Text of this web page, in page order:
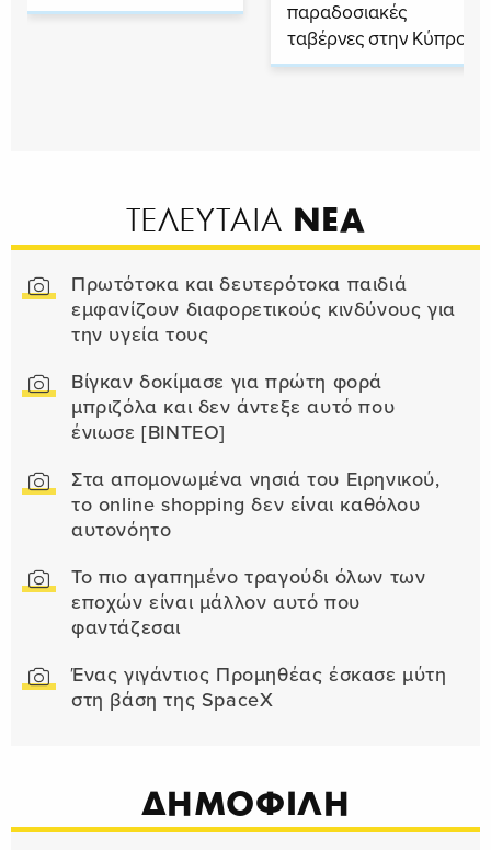
παραδοσιακές
ταβέρνες στην Κύπρο
ΤΕΛΕΥΤΑΙΑ ΝΕΑ
Πρωτότοκα και δευτερότοκα παιδιά
εμφανίζουν διαφορετικούς κινδύνους για
την υγεία τους
Βίγκαν δοκίμασε για πρώτη φορά
μπριζόλα και δεν άντεξε αυτό που
ένιωσε [ΒΙΝΤΕΟ]
Στα απομονωμένα νησιά του Ειρηνικού,
το online shopping δεν είναι καθόλου
αυτονόητο
Το πιο αγαπημένο τραγούδι όλων των
εποχών είναι μάλλον αυτό που
φαντάζεσαι
Ένας γιγάντιος Προμηθέας έσκασε μύτη
στη βάση της SpaceX
ΔΗΜΟΦΙΛΗ